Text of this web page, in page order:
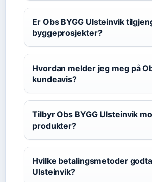
Er Obs BYGG Ulsteinvik
byggeprosjekter?
Hvordan melder jeg meg på
kundeavis?
Tilbyr Obs BYGG Ulsteinvik
produkter?
Hvilke betalingsmetoder
Ulsteinvik?